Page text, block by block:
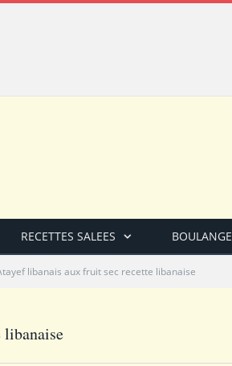
RECETTES SALEES BOULANGE
libanais aux fruit sec recette libanaise